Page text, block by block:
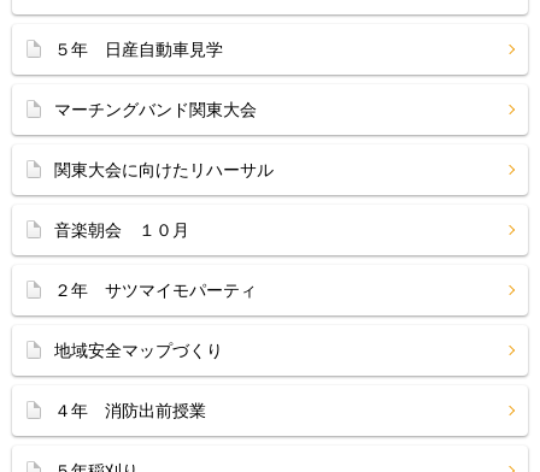
５年 日産自動車見学
マーチングバンド関東大会
関東大会に向けたリハーサル
音楽朝会 １０月
２年 サツマイモパーティ
地域安全マップづくり
４年 消防出前授業